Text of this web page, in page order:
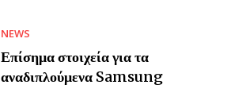
NEWS
Επίσημα στοιχεία για τα
αναδιπλούμενα Samsung